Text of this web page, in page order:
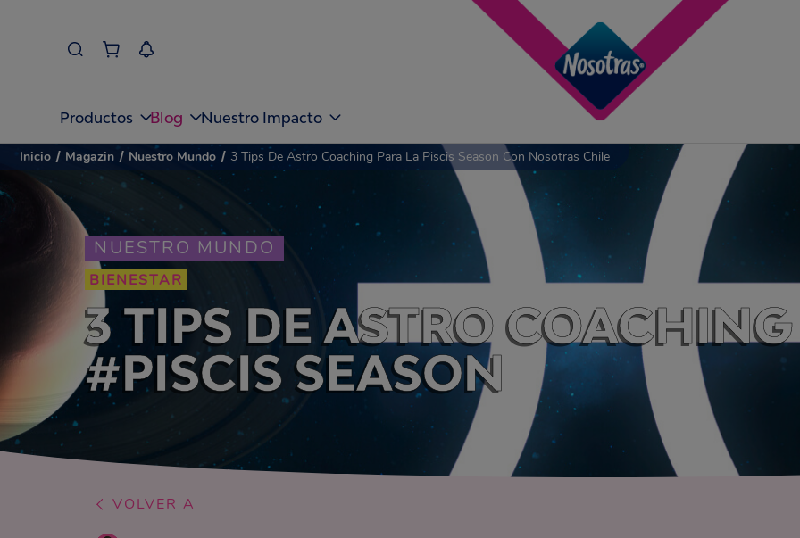
Productos Blog Nuestro Impacto
NUESTRO MUNDO
BIENESTAR
3 TIPS DE ASTRO
#PISCIS SEASON
Inicio / Magazin / Nuestro Mundo / 3 Tips De Astro Coaching Para La Piscis Season Con Nosotras Chile
VOLVER A